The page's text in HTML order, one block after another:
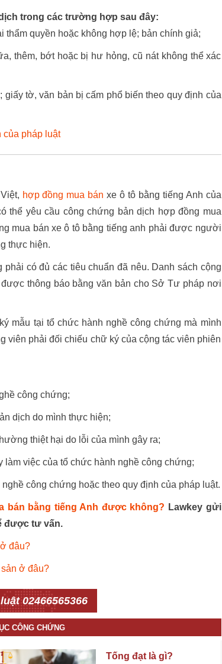
trong các trường hợp sau đây:
quyền hoặc không hợp lệ; bản chính giả;
thêm, bớt hoặc bị hư hỏng, cũ nát không thể xác
tờ, văn bản bị cấm phổ biến theo quy định của
pháp luật
hợp đồng mua bán xe ô tô bằng tiếng Anh của
thể yêu cầu công chứng bản dịch hợp đồng mua
mua bán xe ô tô bằng tiếng anh phải được người
thực hiện.
có đủ các tiêu chuẩn đã nêu. Danh sách cộng
thông báo bằng văn bản cho Sở Tư pháp nơi
mẫu tại tổ chức hành nghề công chứng mà mình
viên phải đối chiếu chữ ký của cộng tác viên phiên
công chứng;
dịch do mình thực hiện;
thiệt hại do lỗi của mình gây ra;
làm việc của tổ chức hành nghề công chứng;
công chứng hoặc theo quy định của pháp luật.
bán bằng tiếng Anh được không? Lawkey gửi
được tư vấn.
đâu?
ở đâu?
02466565366
CÔNG CHỨNG
Tống đạt là gì?